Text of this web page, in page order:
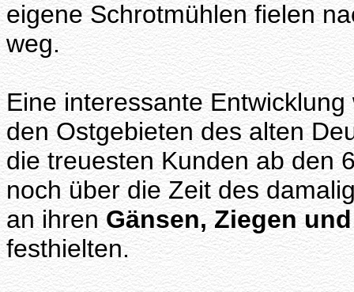
eigene Schrotmühlen fielen
weg.
Eine interessante
den Ostgebieten des alten
die treuesten Kunden ab den
noch über die Zeit des
an ihrenGänsen, Ziegen
festhielten.